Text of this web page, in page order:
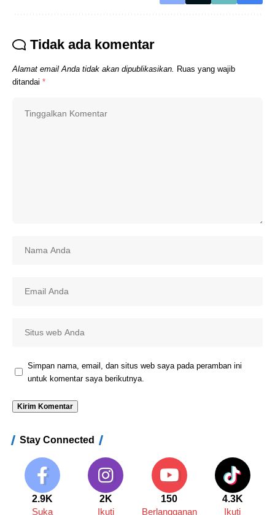
Tidak ada komentar
Alamat email Anda tidak akan dipublikasikan. Ruas yang wajib
ditandai *
Simpan nama, email, dan situs web saya pada peramban ini
untuk komentar saya berikutnya.
Stay Connected
2.9K
Suka
2K
Ikuti
150
Berlangganan
4.3K
Ikuti